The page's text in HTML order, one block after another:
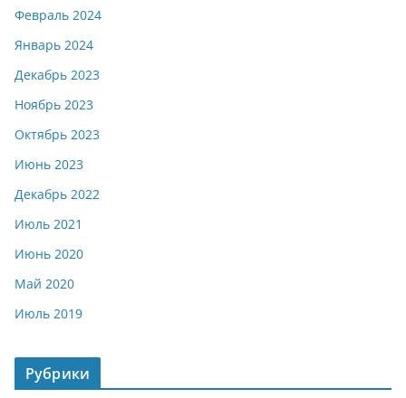
Февраль 2024
Январь 2024
Декабрь 2023
Ноябрь 2023
Октябрь 2023
Июнь 2023
Декабрь 2022
Июль 2021
Июнь 2020
Май 2020
Июль 2019
Рубрики